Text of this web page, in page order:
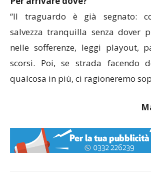
“Il traguardo è già segnato:
salvezza tranquilla senza dover
nelle sofferenze, leggi playout,
scorsi. Poi, se strada facendo
qualcosa in più, ci ragioneremo